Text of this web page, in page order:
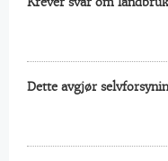
Dette avgjør